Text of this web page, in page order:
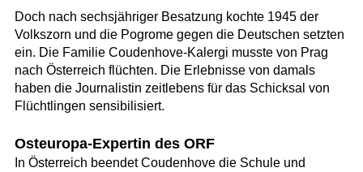
Doch nach sechsjähriger Besatzung kochte 1945 der
Volkszorn und die Pogrome gegen die Deutschen setzten
ein. Die Familie Coudenhove-Kalergi musste von Prag
nach Österreich flüchten. Die Erlebnisse von damals
haben die Journalistin zeitlebens für das Schicksal von
Flüchtlingen sensibilisiert.
Osteuropa-Expertin des ORF
In Österreich beendet Coudenhove die Schule und